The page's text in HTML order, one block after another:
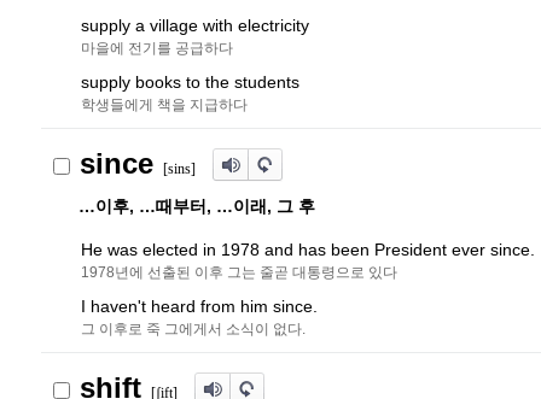
supply a village with electricity
마을에 전기를 공급하다
supply books to the students
학생들에게 책을 지급하다
since [sins]
…이후, …때부터, …이래, 그 후
He was elected in 1978 and has been President ever since.
1978년에 선출된 이후 그는 줄곧 대통령으로 있다
I haven't heard from him since.
그 이후로 죽 그에게서 소식이 없다.
shift [ʃift]